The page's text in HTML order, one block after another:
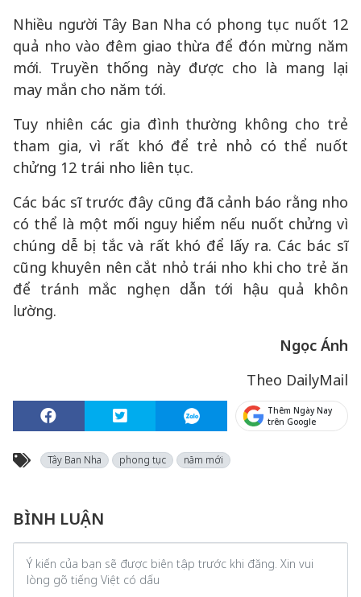
Nhiều người Tây Ban Nha có phong tục nuốt 12
quả nho vào đêm giao thừa để đón mừng năm
mới. Truyền thống này được cho là mang lại
may mắn cho năm tới.
Tuy nhiên các gia đình thường không cho trẻ
tham gia, vì rất khó để trẻ nhỏ có thể nuốt
chửng 12 trái nho liên tục.
Các bác sĩ trước đây cũng đã cảnh báo rằng nho
có thể là một mối nguy hiểm nếu nuốt chửng vì
chúng dễ bị tắc và rất khó để lấy ra. Các bác sĩ
cũng khuyên nên cắt nhỏ trái nho khi cho trẻ ăn
để tránh mắc nghẹn dẫn tới hậu quả khôn
lường.
Ngọc Ánh
Theo DailyMail
Thêm Ngày Nay
trên Google
Tây Ban Nha phong tục năm mới
BÌNH LUẬN